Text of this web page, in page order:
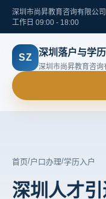
深圳市尚昇教育咨询有限公司
工作日 09:00 - 18:00
SZ 深圳落户与学
深圳市尚昇教育咨询
首页/户口办理/学历入户
深圳人才